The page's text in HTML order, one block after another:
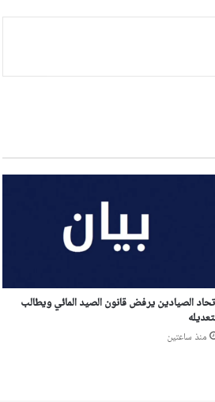
الصيادين يرفض قانون الصيد المائي ويطالب
منذ ساعتين